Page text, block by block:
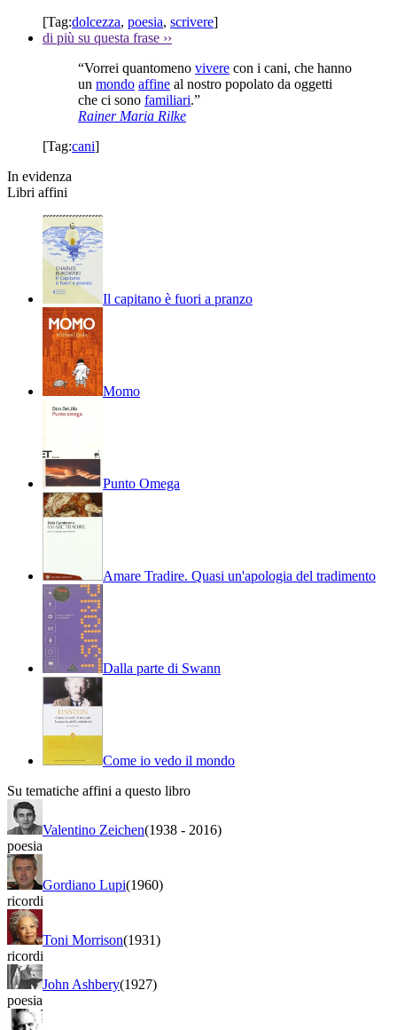
[Tag:dolcezza, poesia, scrivere]
di più su questa frase ››
“Vorrei quantomeno vivere con i cani, che hanno
un mondo affine al nostro popolato da oggetti
che ci sono familiari.”
Rainer Maria Rilke
[Tag:cani]
In evidenza
Libri affini
Il capitano è fuori a pranzo
Momo
Punto Omega
Amare Tradire. Quasi un'apologia del tradimento
Dalla parte di Swann
Come io vedo il mondo
Su tematiche affini a questo libro
Valentino Zeichen(1938 - 2016)
poesia
Gordiano Lupi(1960)
ricordi
Toni Morrison(1931)
ricordi
John Ashbery(1927)
poesia